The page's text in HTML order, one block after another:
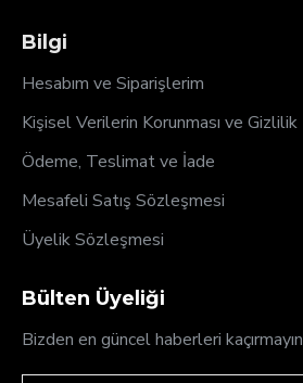
Bilgi
Hesabım ve Siparişlerim
Kişisel Verilerin Korunması ve Gizlilik
Ödeme, Teslimat ve İade
Mesafeli Satış Sözleşmesi
Üyelik Sözleşmesi
Bülten Üyeliği
Bizden en güncel haberleri kaçırmayın